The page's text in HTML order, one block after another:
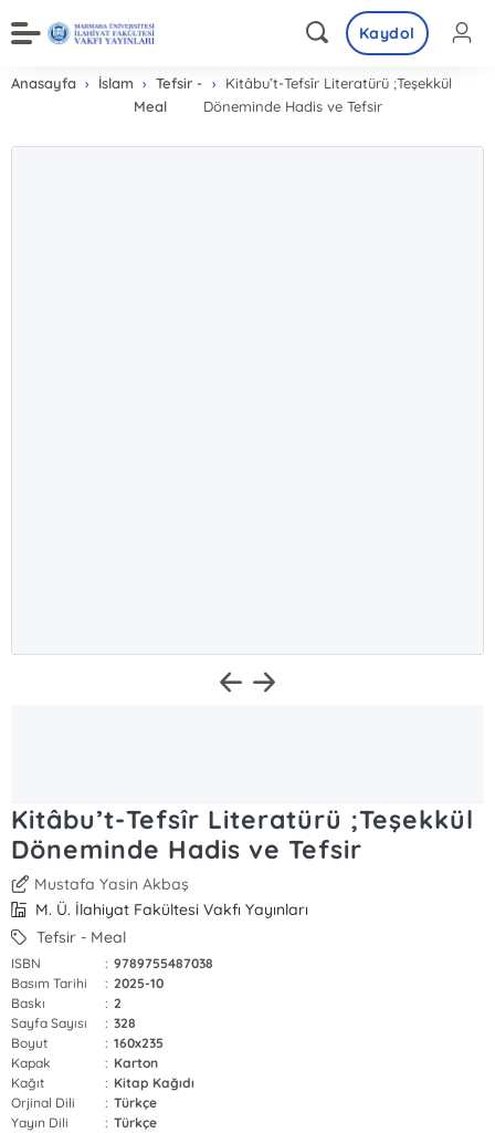
Kaydol
Anasayfa İslam
Tefsir -
Meal
Kitâbu’t-Tefsîr Literatürü ;Teşekkül
Döneminde Hadis ve Tefsir
Kitâbu’t-Tefsîr Literatürü ;Teşekkül
Döneminde Hadis ve Tefsir
Mustafa Yasin Akbaş
M. Ü. İlahiyat Fakültesi Vakfı Yayınları
Tefsir - Meal
ISBN : 9789755487038
Basım Tarihi
: 2025-10
Baskı
: 2
Sayfa Sayısı
: 328
Boyut
: 160x235
Kapak
: Karton
Kağıt
: Kitap Kağıdı
Orjinal Dili
: Türkçe
Yayın Dili
: Türkçe